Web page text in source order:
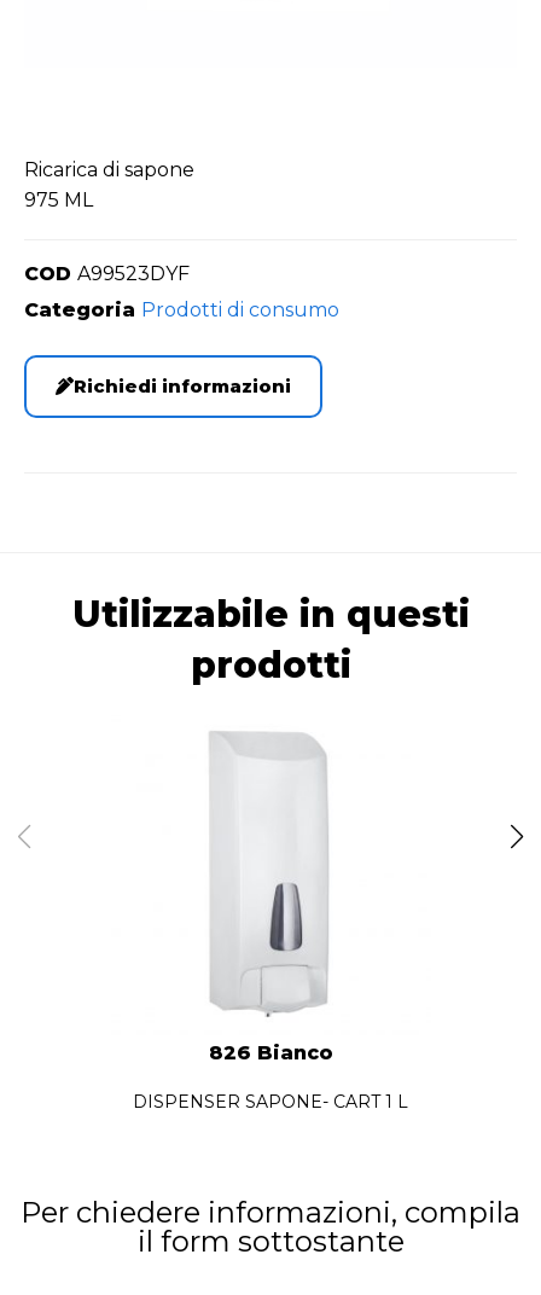
Ricarica di sapone
975 ML
COD A99523DYF
Categoria Prodotti di consumo
Richiedi informazioni
Utilizzabile in questi
prodotti
826 Bianco
DISPENSER SAPONE- CART 1 L
Per chiedere informazioni, compila
il form sottostante